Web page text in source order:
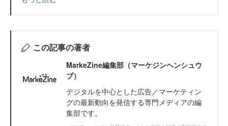
この記事の著者
MarkeZine編集部（マーケジンヘンシュウ
ブ）
デジタルを中心とした広告／マーケティン
グの最新動向を発信する専門メディアの編
集部です。